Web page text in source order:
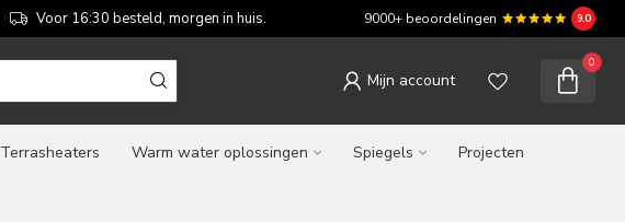
Voor 16:30 besteld, morgen in huis. 9000+ beoordelingen 9.0
Mijn account
0
Terrasheaters Warm water oplossingen Spiegels Projecten